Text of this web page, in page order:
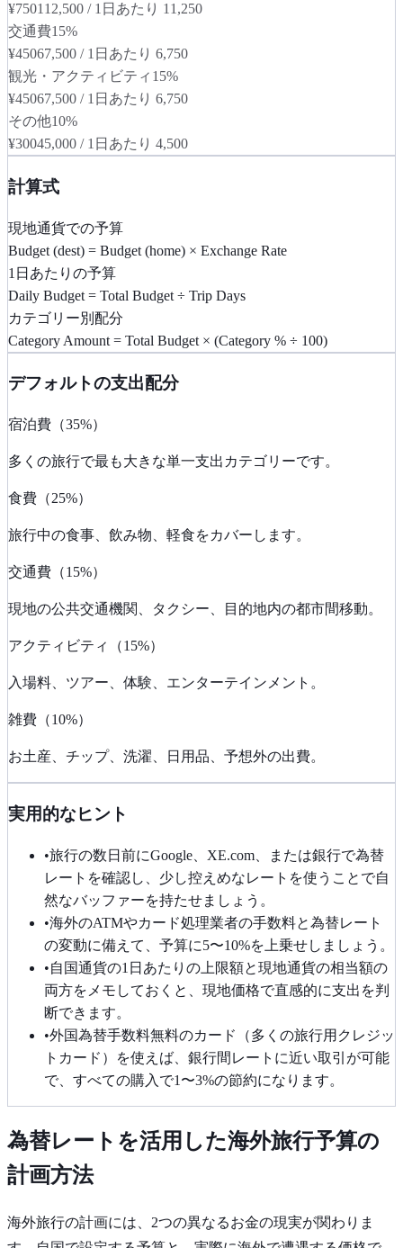
¥750112,500 / 1日あたり 11,250
交通費15%
¥45067,500 / 1日あたり 6,750
観光・アクティビティ 15%
¥45067,500 / 1日あたり 6,750
その他10%
¥30045,000 / 1日あたり 4,500
計算式
現地通貨での予算
Budget (dest) = Budget (home) × Exchange Rate
1日あたりの予算
Daily Budget = Total Budget ÷ Trip Days
カテゴリー別配分
Category Amount = Total Budget × (Category % ÷ 100)
デフォルトの支出配分
宿泊費（35%）
多くの旅行で最も大きな単一支出カテゴリーです。
食費（25%）
旅行中の食事、飲み物、軽食をカバーします。
交通費（15%）
現地の公共交通機関、タクシー、目的地内の都市間移動。
アクティビティ（15%）
入場料、ツアー、体験、エンターテインメント。
雑費（10%）
お土産、チップ、洗濯、日用品、予想外の出費。
実用的なヒント
•旅行の数日前にGoogle、XE.com、または銀行で為替
レートを確認し、少し控えめなレートを使うことで自
然なバッファーを持たせましょう。
•海外のATMやカード処理業者の手数料と為替レート
の変動に備えて、予算に5〜10%を上乗せしましょう。
•自国通貨の1日あたりの上限額と現地通貨の相当額の
両方をメモしておくと、現地価格で直感的に支出を判
断できます。
•外国為替手数料無料のカード（多くの旅行用クレジッ
トカード）を使えば、銀行間レートに近い取引が可能
で、すべての購入で1〜3%の節約になります。
為替レートを活用した海外旅行予算の
計画方法
海外旅行の計画には、2つの異なるお金の現実が関わりま